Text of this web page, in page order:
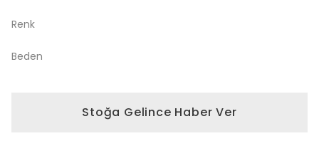
Renk
Beden
Stoğa Gelince Haber Ver